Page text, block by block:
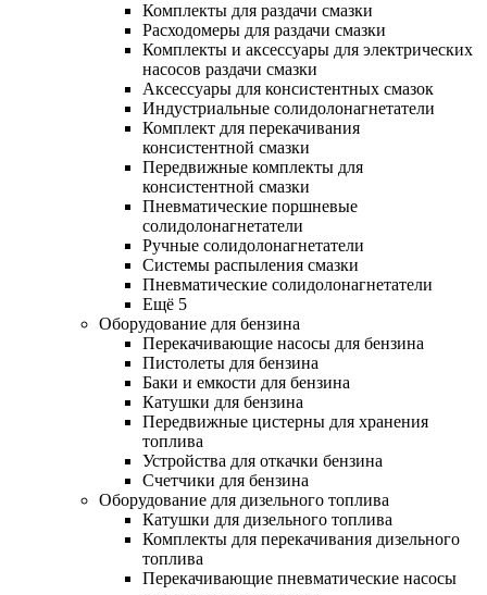
Комплекты для раздачи смазки
Расходомеры для раздачи смазки
Комплекты и аксессуары для электрических
насосов раздачи смазки
Аксессуары для консистентных смазок
Индустриальные солидолонагнетатели
Комплект для перекачивания
консистентной смазки
Передвижные комплекты для
консистентной смазки
Пневматические поршневые
солидолонагнетатели
Ручные солидолонагнетатели
Системы распыления смазки
Пневматические солидолонагнетатели
Ещё 5
Оборудование для бензина
Перекачивающие насосы для бензина
Пистолеты для бензина
Баки и емкости для бензина
Катушки для бензина
Передвижные цистерны для хранения
топлива
Устройства для откачки бензина
Счетчики для бензина
Оборудование для дизельного топлива
Катушки для дизельного топлива
Комплекты для перекачивания дизельного
топлива
Перекачивающие пневматические насосы